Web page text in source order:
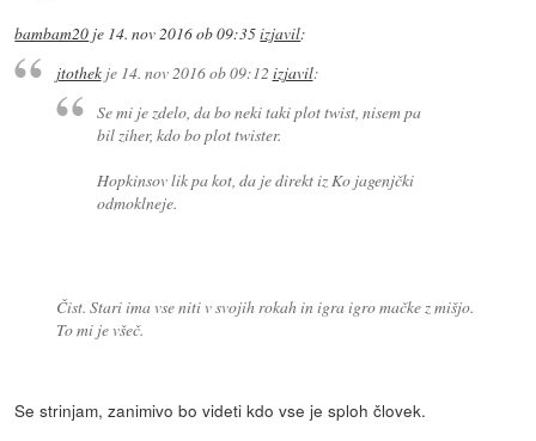
bambam20 je 14. nov 2016 ob 09:35izjavil:
jtothekje 14. nov 2016 ob 09:12 izjavil:
Se mi je zdelo, da bo neki taki plot twist, nisem pa
bil ziher, kdo bo plot twister.
Hopkinsov lik pa kot, da je direkt iz Ko jagenjčki
odmoklneje.
Čist. Stari ima vse niti v svojih rokah in igra igro mačke z mišjo.
To mi je všeč.
Se strinjam, zanimivo bo videti kdo vse je sploh človek.